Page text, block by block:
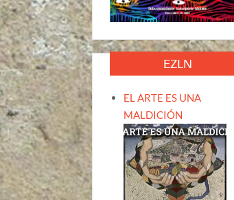
EZLN
EL ARTE ES UNA
MALDICIÓN